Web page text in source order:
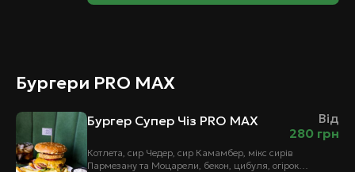
Бургери PRO MAX
Бургер Супер Чіз PRO MAX
Від
280 грн
Котлета, сир Чедер, сир Камамбер, мікс сирів
Пармезану та Моцарели, бекон, цибуля, огірок